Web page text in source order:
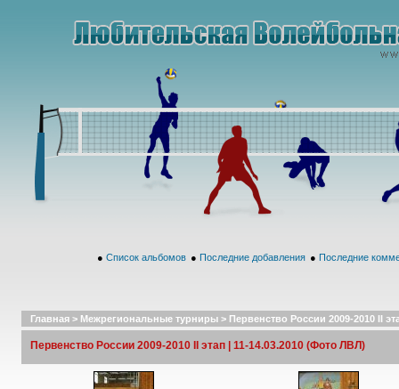
● Список альбомов ● Последние добавления ● Последние
Главная > Межрегиональные турниры > Первенство России 2009-2010 II
Первенство России 2009-2010 II этап | 11-14.03.2010 (Фото ЛВЛ)